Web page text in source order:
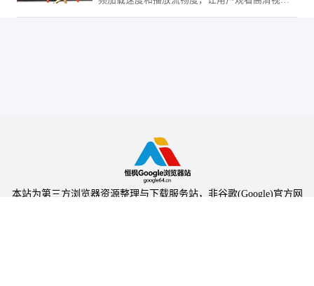
本站为第三方浏览器资源整理与下载服务站，非谷歌(Google)官方网